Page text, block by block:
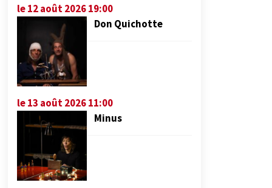
le 12 août 2026 19:00
Don Quichotte
le 13 août 2026 11:00
Minus